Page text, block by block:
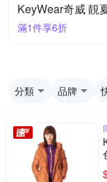
KeyWear奇威 靚
滿1件享6折
分類 品牌